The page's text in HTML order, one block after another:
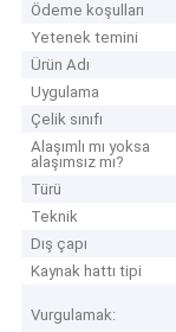
Ödeme koşulları
Yetenek temini
Ürün Adı
Uygulama
Çelik sınıfı
Alaşımlı mı yoksa
alaşımsız mı?
Türü
Teknik
Dış çapı
Kaynak hattı tipi
Vurgulamak: